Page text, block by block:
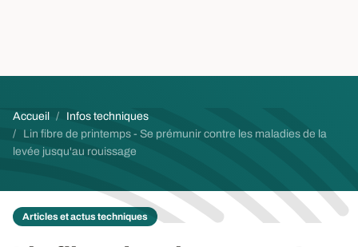
Fil d'Ariane
Accueil
Infos techniques
Lin fibre de printemps - Se prémunir contre les maladies de la
levée jusqu'au rouissage
Articles et actus techniques